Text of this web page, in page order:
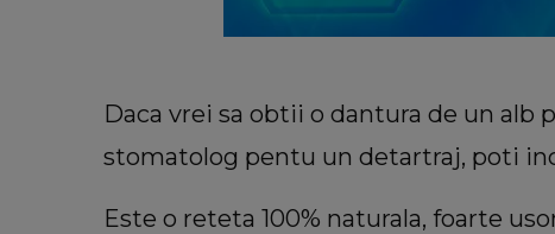
Daca vrei sa obtii o dantura de un alb
stomatolog pentu un detartraj, poti
Este o reteta 100% naturala, foarte